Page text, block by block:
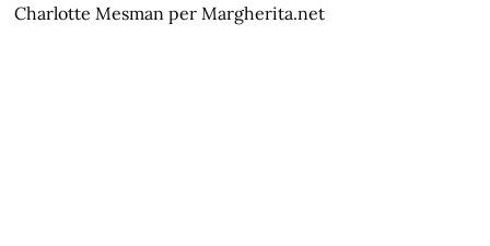
Charlotte Mesman per Margherita.net